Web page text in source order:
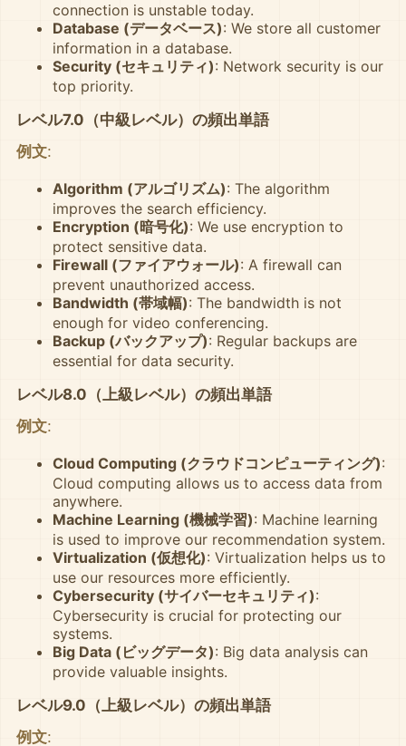
connection is unstable today.
Database (データベース): We store all customer
information in a database.
Security (セキュリティ): Network security is our
top priority.
レベル7.0（中級レベル）の頻出単語
例文:
Algorithm (アルゴリズム): The algorithm
improves the search efficiency.
Encryption (暗号化): We use encryption to
protect sensitive data.
Firewall (ファイアウォール): A firewall can
prevent unauthorized access.
Bandwidth (帯域幅): The bandwidth is not
enough for video conferencing.
Backup (バックアップ): Regular backups are
essential for data security.
レベル8.0（上級レベル）の頻出単語
例文:
Cloud Computing (クラウドコンピューティング):
Cloud computing allows us to access data from
anywhere.
Machine Learning (機械学習): Machine learning
is used to improve our recommendation system.
Virtualization (仮想化): Virtualization helps us to
use our resources more efficiently.
Cybersecurity (サイバーセキュリティ):
Cybersecurity is crucial for protecting our
systems.
Big Data (ビッグデータ): Big data analysis can
provide valuable insights.
レベル9.0（上級レベル）の頻出単語
例文: